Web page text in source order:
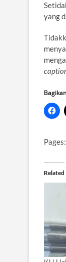
yang
Pages:
Related